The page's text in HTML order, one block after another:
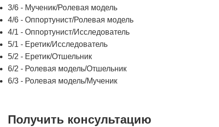
3/6 - Мученик/Ролевая модель
4/6 - Оппортунист/Ролевая модель
4/1 - Оппортунист/Исследователь
5/1 - Еретик/Исследователь
5/2 - Еретик/Отшельник
6/2 - Ролевая модель/Отшельник
6/3 - Ролевая модель/Мученик
Получить консультацию